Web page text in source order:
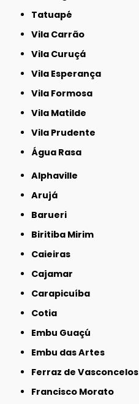
Tatuapé
Vila Carrão
Vila Curuçá
Vila Esperança
Vila Formosa
Vila Matilde
Vila Prudente
Água Rasa
Alphaville
Arujá
Barueri
Biritiba Mirim
Caieiras
Cajamar
Carapicuíba
Cotia
Embu Guaçú
Embu das Artes
Ferraz de Vasconcelos
Francisco Morato